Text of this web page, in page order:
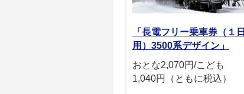
「長電フリー乗車券（１日
用）3500系デザイン」
おとな2,070円/こども
1,040円（ともに税込）